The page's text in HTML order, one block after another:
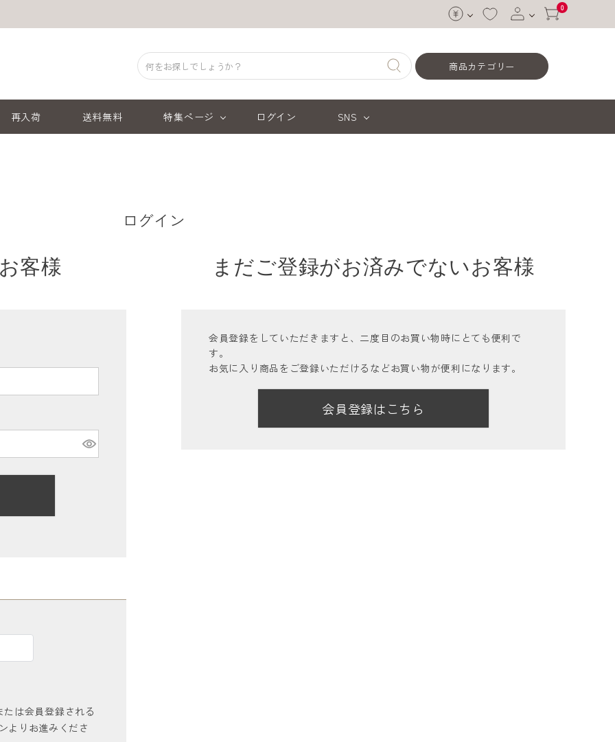
会員登録
0
商品カテゴリー
再入荷 送料無料 特集ページ ログイン SNS
ログイン
客様
は会員登録される
よりお進みくださ
まだご登録がお済みでないお客様
会員登録をしていただきますと、二度目のお買い物時にとても便利で
す。
お気に入り商品をご登録いただけるなどお買い物が便利になります。
会員登録はこちら